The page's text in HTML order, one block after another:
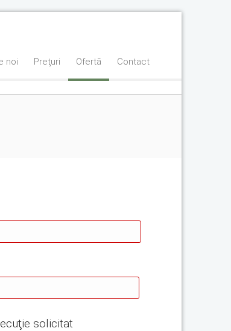
noi Preţuri Ofertă Contact
solicitat